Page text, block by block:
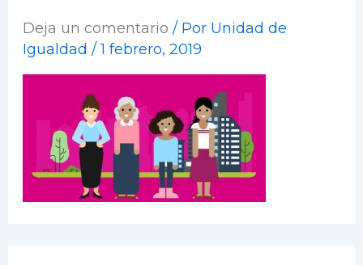
Deja un comentario / Por Unidad de
Igualdad /1 febrero, 2019